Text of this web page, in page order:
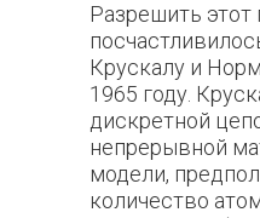
Разрешить этот
Крускалу и
1965 году.
дискретной
непрерывной
модели,
количество